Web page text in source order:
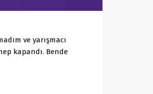
ve yarışmacı
kapandı. Bende